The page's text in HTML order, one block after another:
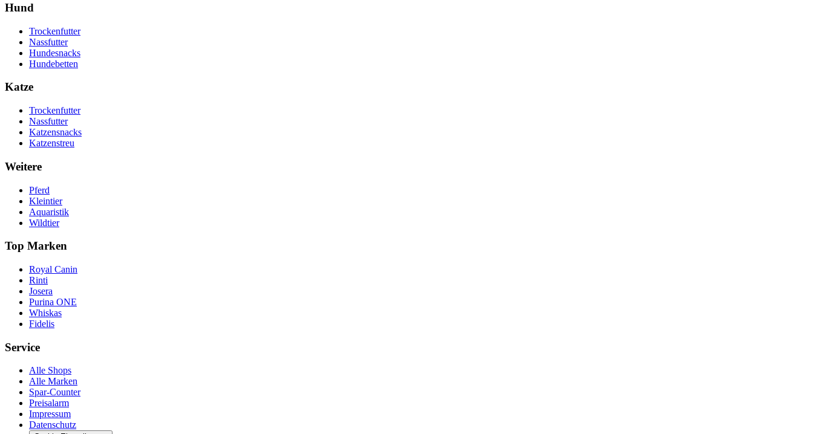
Hund
Trockenfutter
Nassfutter
Hundesnacks
Hundebetten
Katze
Trockenfutter
Nassfutter
Katzensnacks
Katzenstreu
Weitere
Pferd
Kleintier
Aquaristik
Wildtier
Top Marken
Royal Canin
Rinti
Josera
Purina ONE
Whiskas
Fidelis
Service
Alle Shops
Alle Marken
Spar-Counter
Preisalarm
Impressum
Datenschutz